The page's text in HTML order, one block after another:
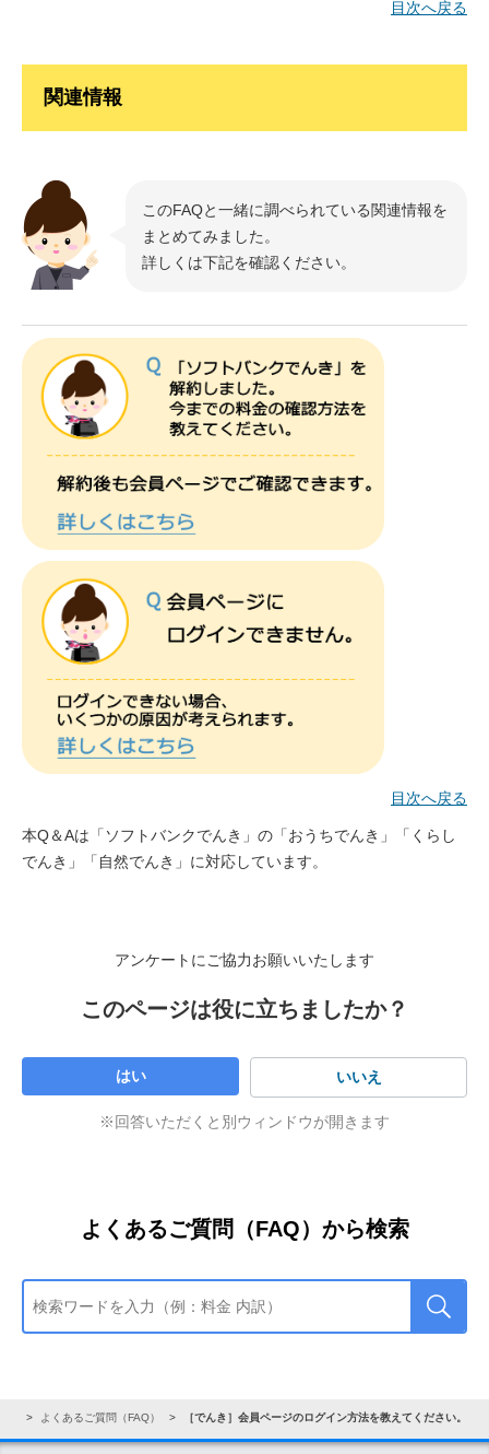
「確認・手続きを進める」をタップし会員ページへ
より利用できます。
目次へ戻る
関連情報
このFAQと一緒に調べられている関連情報を
まとめてみました。
詳しくは下記を確認ください。
目次へ戻る
本Q＆Aは「ソフトバンクでんき」の「おうちでんき」「くらし
でんき」「自然でんき」に対応しています。
アンケートにご協力お願いいたします
このページは役に立ちましたか？
はい いいえ
※回答いただくと別ウィンドウが開きます
よくあるご質問（FAQ）から検索
よくあるご質問（FAQ） ［でんき］会員ページのログイン方法を教えてください。